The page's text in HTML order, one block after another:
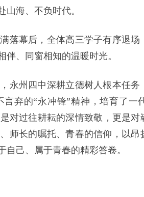
海、不负时代。
落幕后，全体高三学子有序退场
、同窗相知的温暖时光。
永州四中深耕立德树人根本任务
弃的“永冲锋”精神，培育了一
对过往耕耘的深情致敬，更是对
师长的嘱托、青春的信仰，以
己、属于青春的精彩答卷。